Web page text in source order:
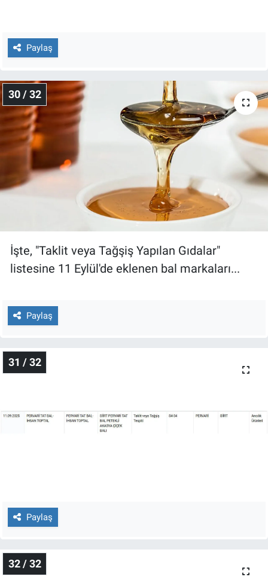
Paylaş
30 / 32
İşte, "Taklit veya Tağşiş Yapılan Gıdalar"
listesine 11 Eylül'de eklenen bal markaları...
Paylaş
31 / 32
Paylaş
32 / 32